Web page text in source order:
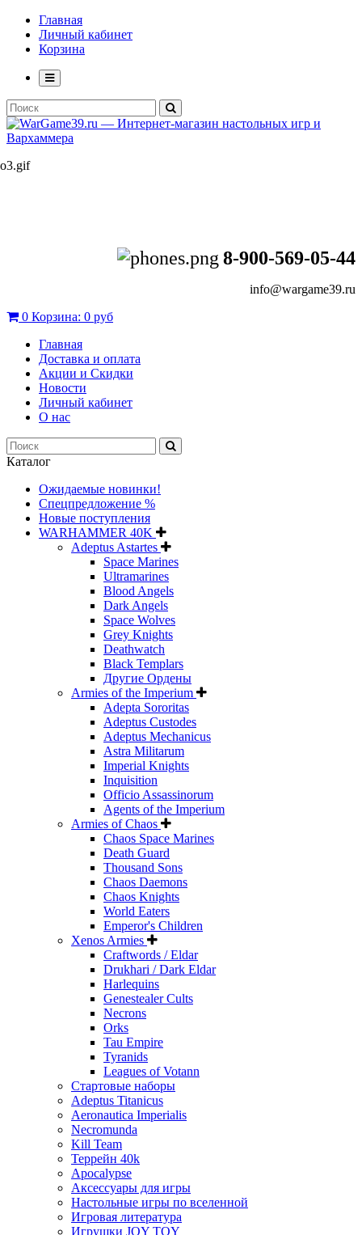
Главная
Личный кабинет
Корзина
8-900-569-05-44
info@wargame39.ru
0 Корзина: 0 руб
Главная
Доставка и оплата
Акции и Скидки
Новости
Личный кабинет
О нас
Каталог
Ожидаемые новинки!
Спецпредложение %
Новые поступления
WARHAMMER 40K
Adeptus Astartes
Space Marines
Ultramarines
Blood Angels
Dark Angels
Space Wolves
Grey Knights
Deathwatch
Black Templars
Другие Ордены
Armies of the Imperium
Adepta Sororitas
Adeptus Custodes
Adeptus Mechanicus
Astra Militarum
Imperial Knights
Inquisition
Officio Assassinorum
Agents of the Imperium
Armies of Chaos
Chaos Space Marines
Death Guard
Thousand Sons
Chaos Daemons
Chaos Knights
World Eaters
Emperor's Children
Xenos Armies
Craftwords / Eldar
Drukhari / Dark Eldar
Harlequins
Genestealer Cults
Necrons
Orks
Tau Empire
Tyranids
Leagues of Votann
Стартовые наборы
Adeptus Titanicus
Aeronautica Imperialis
Necromunda
Kill Team
Террейн 40k
Apocalypse
Аксессуары для игры
Настольные игры по вселенной
Игровая литература
Игрушки JOY TOY